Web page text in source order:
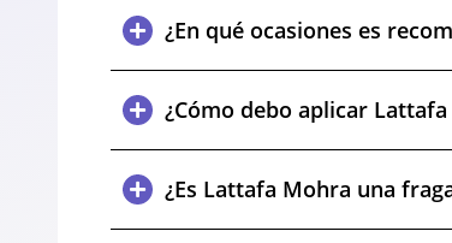
¿En qué ocasiones es
¿Cómo debo aplicar
¿Es Lattafa Mohra una